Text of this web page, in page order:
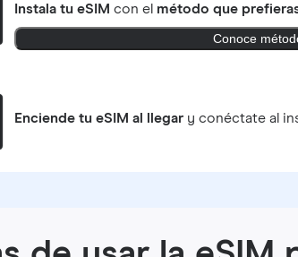
Instala tu eSIM con el método que
Conoce
Enciende tu eSIM al llegar y conéctate al